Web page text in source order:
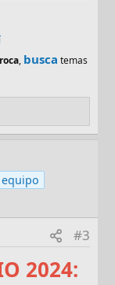
, busca temas
#3
2024: